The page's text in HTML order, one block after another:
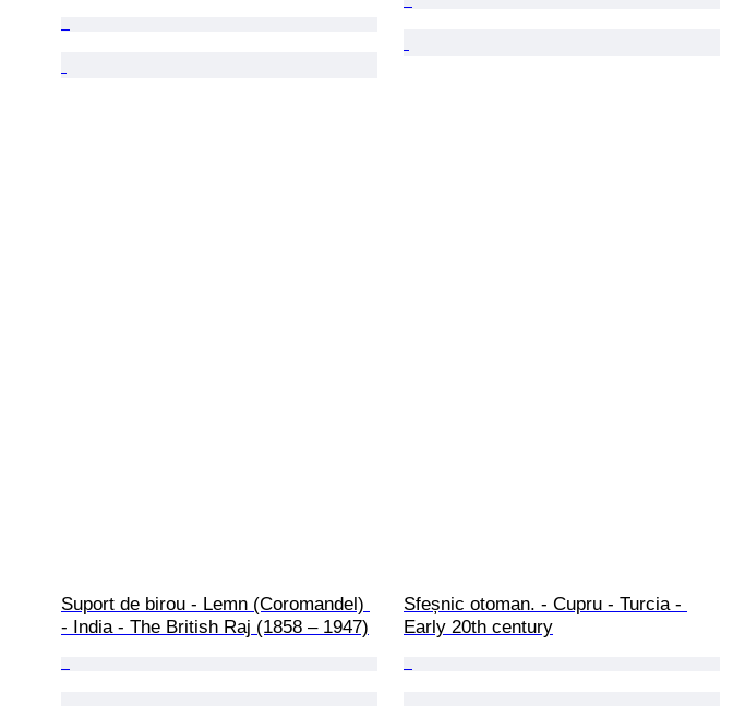
Suport de birou - Lemn (Coromandel)
- India - The British Raj (1858 – 1947)
Sfeșnic otoman. - Cupru - Turcia -
Early 20th century